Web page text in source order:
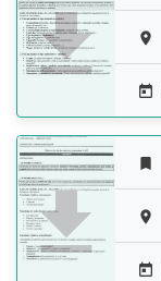
 




